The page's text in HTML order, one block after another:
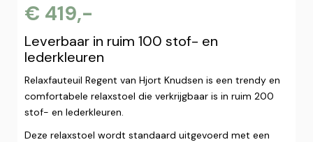
€ 419,-
Leverbaar in ruim 100 stof- en
lederkleuren
Relaxfauteuil Regent van Hjort Knudsen is een trendy en
comfortabele relaxstoel die verkrijgbaar is in ruim 200
stof- en lederkleuren.
Deze relaxstoel wordt standaard uitgevoerd met een